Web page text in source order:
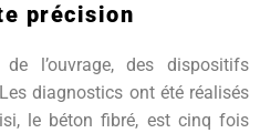
précision
l’ouvrage, des dispositifs
diagnostics ont été réalisés
le béton fibré, est cinq fois